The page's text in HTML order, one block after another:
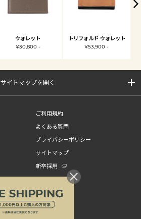
ウォレット
¥30,800 -
トリフォルド ウォレット
¥53,900 -
サイトマップを開く
ご利用規約
よくある質問
プライバシーポリシー
サイトマップ
新卒採用